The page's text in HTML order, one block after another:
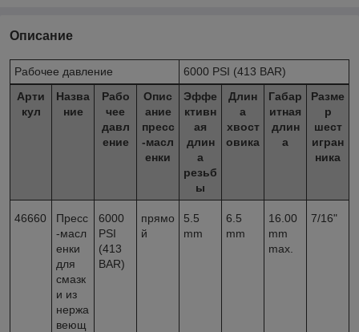
Описание
Рабочее давление
6000 PSI (413 BAR)
Арти
кул
Назва
ние
Рабо
чее
давл
ение
Опис
ание
пресс
-масл
енки
Эффе
ктивн
ая
длин
а
резьб
ы
Длин
а
хвост
овика
Габар
итная
длин
а
Разме
р
шест
игран
ника
46660
Пресс
-масл
енки
для
смазк
и из
нержа
веющ
6000
PSI
(413
BAR)
прямо
й
5.5
mm
6.5
mm
16.00
mm
max.
7/16"